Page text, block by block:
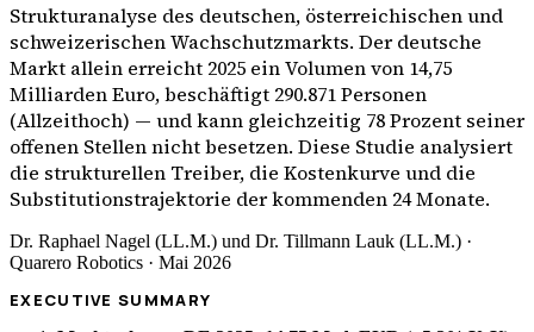
Strukturanalyse des deutschen, österreichischen und
schweizerischen Wachschutzmarkts. Der deutsche
Markt allein erreicht 2025 ein Volumen von 14,75
Milliarden Euro, beschäftigt 290.871 Personen
(Allzeithoch) — und kann gleichzeitig 78 Prozent seiner
offenen Stellen nicht besetzen. Diese Studie analysiert
die strukturellen Treiber, die Kostenkurve und die
Substitutionstrajektorie der kommenden 24 Monate.
Dr. Raphael Nagel (LL.M.) und Dr. Tillmann Lauk (LL.M.) ·
Quarero Robotics · Mai 2026
EXECUTIVE SUMMARY